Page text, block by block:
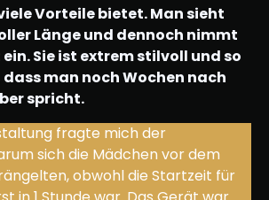
Vorteile bietet. Man sieht
Länge und dennoch nimmt
Sie ist extrem stilvoll und so
man noch Wochen nach
spricht.
fragte mich der
sich die Mädchen vor dem
obwohl die Startzeit für